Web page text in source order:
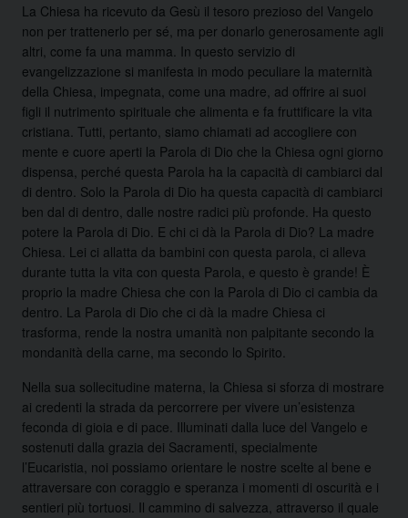
La Chiesa ha ricevuto da Gesù il tesoro prezioso del Vangelo
non per trattenerlo per sé, ma per donarlo generosamente agli
altri, come fa una mamma. In questo servizio di
evangelizzazione si manifesta in modo peculiare la maternità
della Chiesa, impegnata, come una madre, ad offrire ai suoi
figli il nutrimento spirituale che alimenta e fa fruttificare la vita
cristiana. Tutti, pertanto, siamo chiamati ad accogliere con
mente e cuore aperti la Parola di Dio che la Chiesa ogni giorno
dispensa, perché questa Parola ha la capacità di cambiarci dal
di dentro. Solo la Parola di Dio ha questa capacità di cambiarci
ben dal di dentro, dalle nostre radici più profonde. Ha questo
potere la Parola di Dio. E chi ci dà la Parola di Dio? La madre
Chiesa. Lei ci allatta da bambini con questa parola, ci alleva
durante tutta la vita con questa Parola, e questo è grande! È
proprio la madre Chiesa che con la Parola di Dio ci cambia da
dentro. La Parola di Dio che ci dà la madre Chiesa ci
trasforma, rende la nostra umanità non palpitante secondo la
mondanità della carne, ma secondo lo Spirito.
Nella sua sollecitudine materna, la Chiesa si sforza di mostrare
ai credenti la strada da percorrere per vivere un’esistenza
feconda di gioia e di pace. Illuminati dalla luce del Vangelo e
sostenuti dalla grazia dei Sacramenti, specialmente
l’Eucaristia, noi possiamo orientare le nostre scelte al bene e
attraversare con coraggio e speranza i momenti di oscurità e i
sentieri più tortuosi. Il cammino di salvezza, attraverso il quale